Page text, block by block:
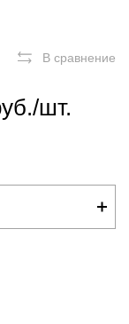
В сравнение
шт.